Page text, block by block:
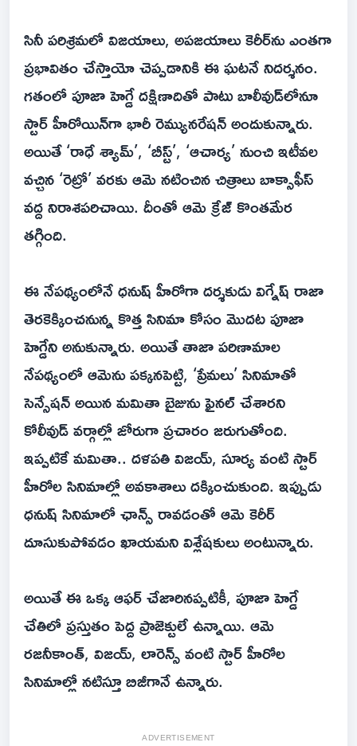
సినీ పరిశ్రమలో విజయాలు, అపజయాలు కెరీర్‌ను ఎంతగా
ప్రభావితం చేస్తాయో చెప్పడానికి ఈ ఘటనే నిదర్శనం.
గతంలో పూజా హెగ్డే దక్షిణాదితో పాటు బాలీవుడ్‌లోనూ
స్టార్ హీరోయిన్‌గా భారీ రెమ్యునరేషన్ అందుకున్నారు.
అయితే ‘రాధే శ్యామ్’, ‘బీస్ట్’, ‘ఆచార్య’ నుంచి ఇటీవల
వచ్చిన ‘రెట్రో’ వరకు ఆమె నటించిన చిత్రాలు బాక్సాఫీస్
వద్ద నిరాశపరిచాయి. దీంతో ఆమె క్రేజ్ కొంతమేర
తగ్గింది.
ఈ నేపథ్యంలోనే ధనుష్ హీరోగా దర్శకుడు విగ్నేష్ రాజా
తెరకెక్కించనున్న కొత్త సినిమా కోసం మొదట పూజా
హెగ్డేని అనుకున్నారు. అయితే తాజా పరిణామాల
నేపథ్యంలో ఆమెను పక్కనపెట్టి, ‘ప్రేమలు’ సినిమాతో
సెన్సేషన్ అయిన మమితా బైజును ఫైనల్ చేశారని
కోలీవుడ్ వర్గాల్లో జోరుగా ప్రచారం జరుగుతోంది.
ఇప్పటికే మమితా.. దళపతి విజయ్, సూర్య వంటి స్టార్
హీరోల సినిమాల్లో అవకాశాలు దక్కించుకుంది. ఇప్పుడు
ధనుష్ సినిమాలో ఛాన్స్ రావడంతో ఆమె కెరీర్
దూసుకుపోవడం ఖాయమని విశ్లేషకులు అంటున్నారు.
అయితే ఈ ఒక్క ఆఫర్ చేజారినప్పటికీ, పూజా హెగ్డే
చేతిలో ప్రస్తుతం పెద్ద ప్రాజెక్టులే ఉన్నాయి. ఆమె
రజనీకాంత్, విజయ్, లారెన్స్ వంటి స్టార్ హీరోల
సినిమాల్లో నటిస్తూ బిజీగానే ఉన్నారు.
ADVERTISEMENT